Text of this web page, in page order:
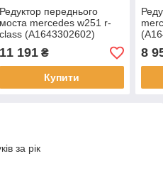
Редуктор переднього
моста mercedes w251 r-
class (A1643302602)
11 191₴
Купити
8
за рік